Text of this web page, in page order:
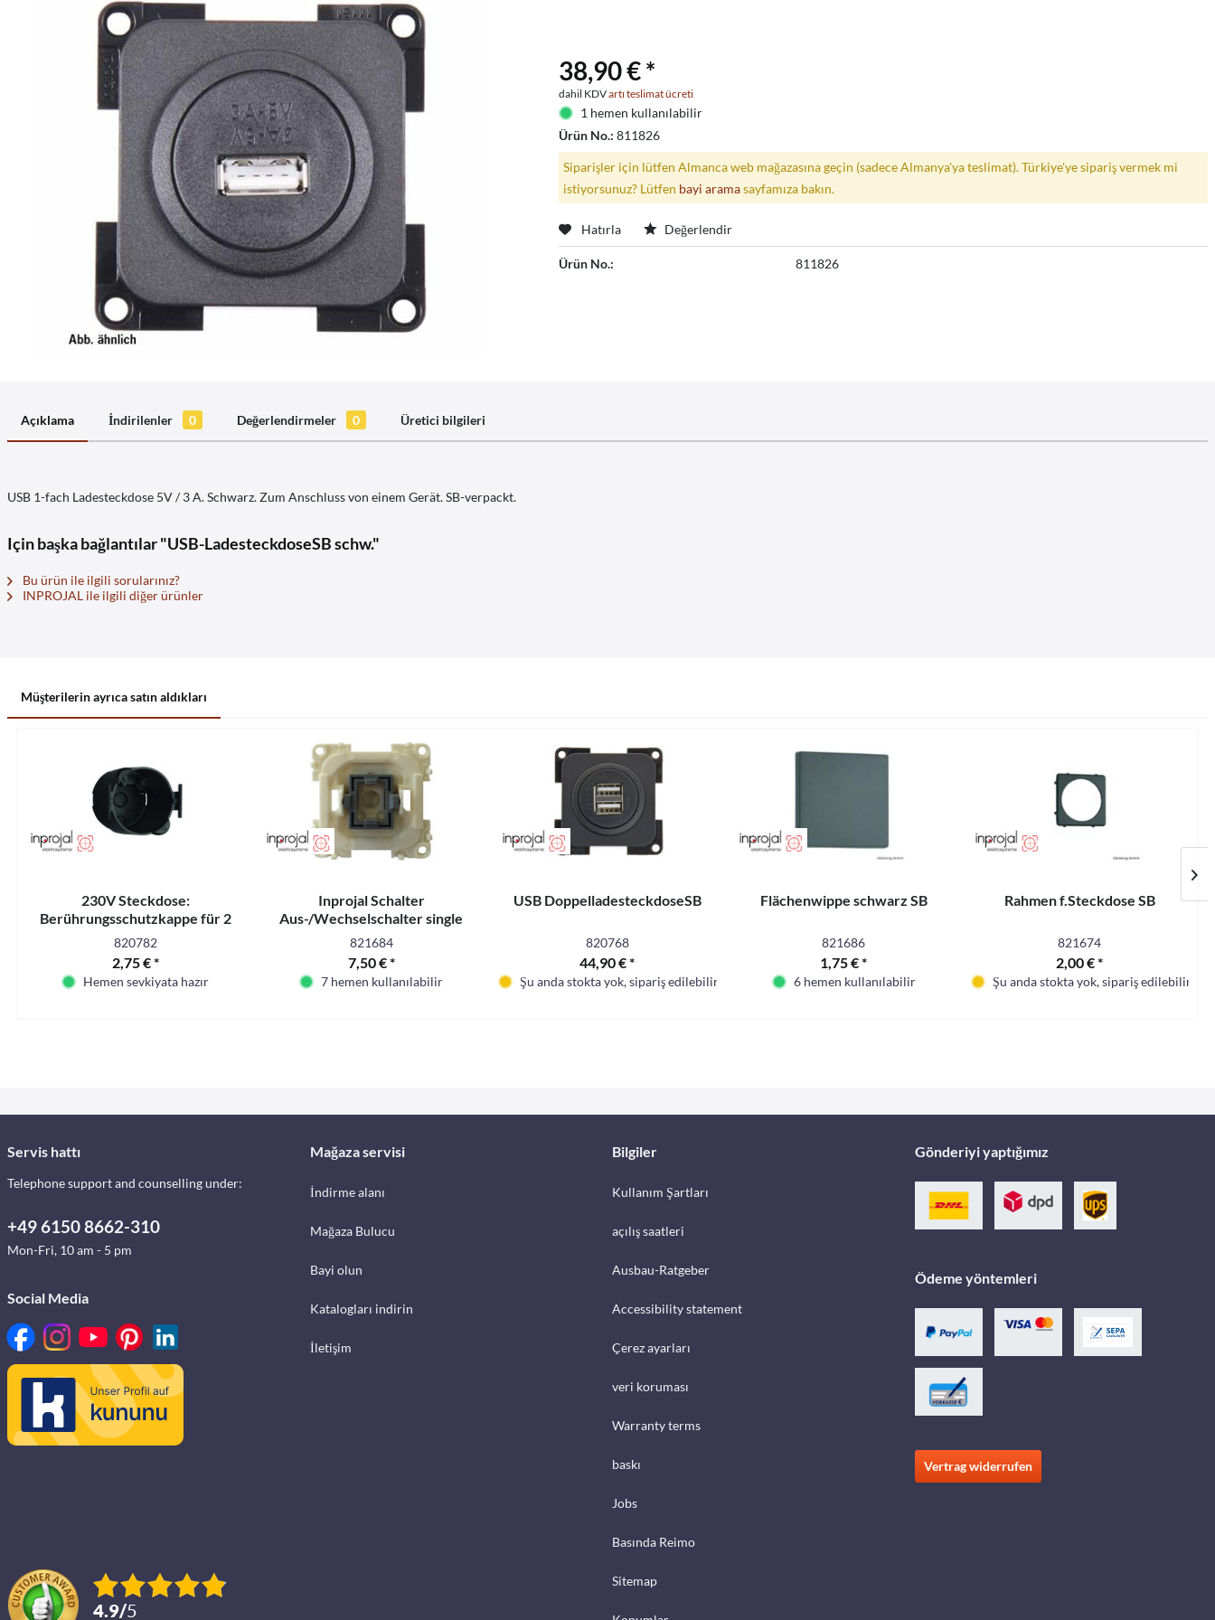
38,90 € *
dahil KDVartı teslimat ücreti
1 hemen kullanılabilir
Ürün No.:811826
Siparişler için lütfen Almanca web mağazasına geçin (sadece Almanya'ya teslimat). Türkiye'ye sipariş vermek mi
istiyorsunuz? Lütfen bayi aramasayfamıza bakın.
Hatırla Değerlendir
Ürün No.: 811826
Açıklama İndirilenler 0 Değerlendirmeler 0 Üretici bilgileri
USB 1-fach Ladesteckdose 5V / 3 A. Schwarz. Zum Anschluss von einem Gerät. SB-verpackt.
Için başka bağlantılar "USB-LadesteckdoseSB schw."
Bu ürün ile ilgili sorularınız?
INPROJAL ile ilgili diğer ürünler
Müşterilerin ayrıca satın aldıkları
230V Steckdose:
Berührungsschutzkappe für 2
Kabel, 45mm Einbautiefe. SB-
verpackt
820782
2,75 € *
Hemen sevkiyata hazır
Inprojal Schalter
Aus-/Wechselschalter single
switch
821684
7,50 € *
7 hemen kullanılabilir
USB DoppelladesteckdoseSB
820768
44,90 € *
Şu anda stokta yok, sipariş edilebilir
Flächenwippe schwarz SB
821686
1,75 € *
6 hemen kullanılabilir
Rahmen f.Steckdose SB
821674
2,00 € *
Şu anda stokta yok, sipariş edilebilir
Servis hattı
Telephone support and counselling under:
+49 6150 8662-310
Mon-Fri, 10 am - 5 pm
Social Media
4.9/5
Mağaza servisi
İndirme alanı
Mağaza Bulucu
Bayi olun
Katalogları indirin
İletişim
Bilgiler
Kullanım Şartları
açılış saatleri
Ausbau-Ratgeber
Accessibility statement
Çerez ayarları
veri koruması
Warranty terms
baskı
Jobs
Basında Reimo
Sitemap
Gönderiyi yaptığımız
Ödeme yöntemleri
Vertrag widerrufen